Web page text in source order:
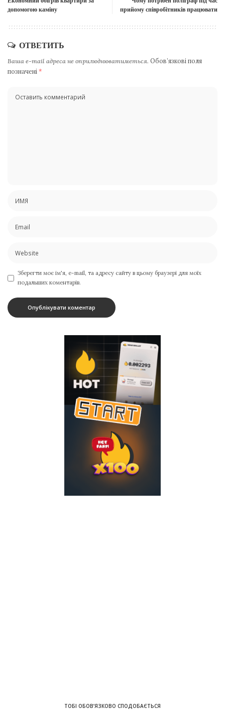
допомогою каміну
прийому співробітників працювати
ОТВЕТИТЬ
Ваша e-mail адреса не оприлюднюватиметься. Обов’язкові поля
позначені *
Зберегти моє ім'я, e-mail, та адресу сайту в цьому браузері для моїх
подальших коментарів.
ТОБІ ОБОВ’ЯЗКОВО СПОДОБАЄТЬСЯ